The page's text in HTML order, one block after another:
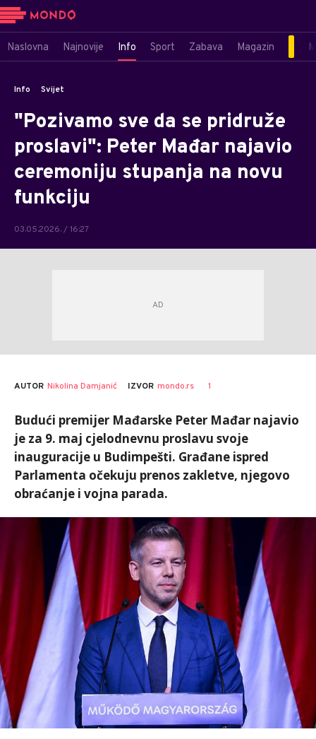
Naslovna Najnovije Info Sport Zabava Magazin
Info Svijet
"Pozivamo sve da se pridruže
proslavi": Peter Mađar najavio
ceremoniju stupanja na novu
funkciju
03.05.2026. / 16:27
AUTOR Nikolina Damjanić IZVOR mondo.rs 1
Budući premijer Mađarske Peter Mađar najavio
je za 9. maj cjelodnevnu proslavu svoje
inauguracije u Budimpešti. Građane ispred
Parlamenta očekuju prenos zakletve, njegovo
obraćanje i vojna parada.